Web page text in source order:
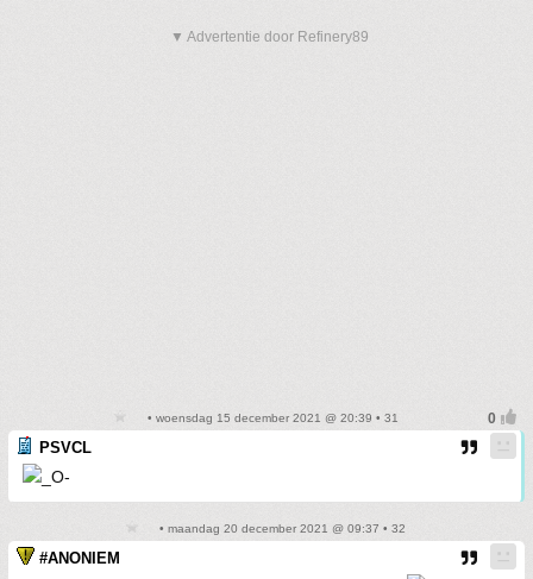
▼ Advertentie door Refinery89
• woensdag 15 december 2021 @ 20:39 • 31
PSVCL
• maandag 20 december 2021 @ 09:37 • 32
#ANONIEM